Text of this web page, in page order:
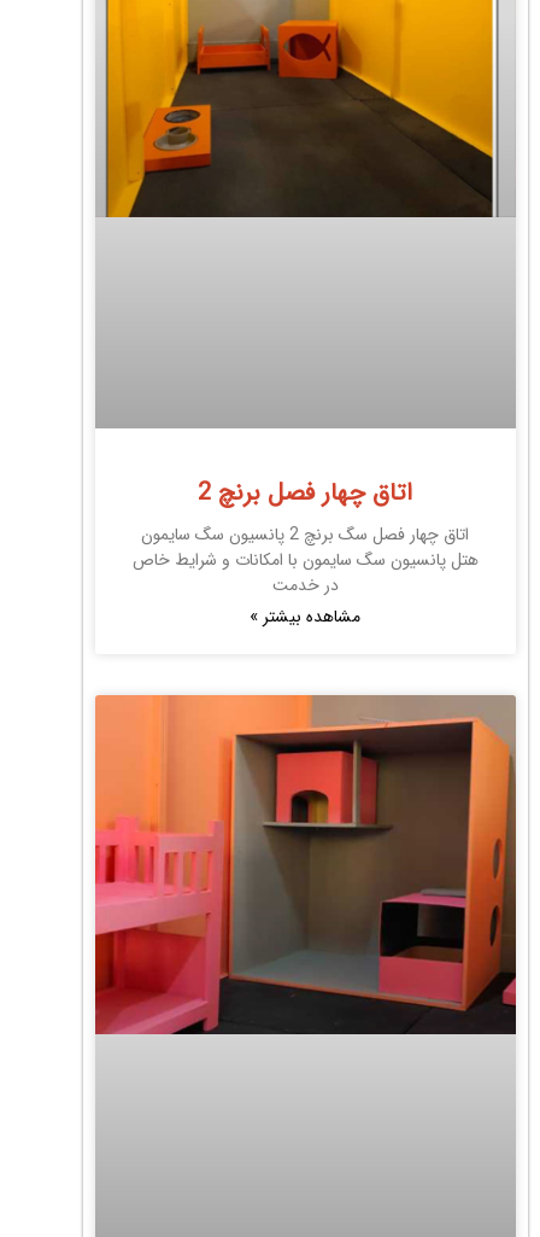
اتاق چهار فصل برنچ 2
اتاق چهار فصل سگ برنچ 2 پانسیون سگ سایمون
هتل پانسیون سگ سایمون با امکانات و شرایط خاص
در خدمت
مشاهده بیشتر »